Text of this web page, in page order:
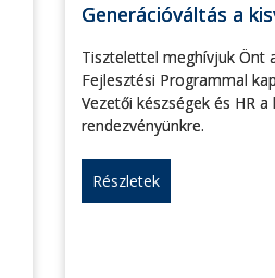
Generációváltás a
Tisztelettel meghívjuk Önt
Fejlesztési Programmal
Vezetői készségek és HR
rendezvényünkre.
Részletek